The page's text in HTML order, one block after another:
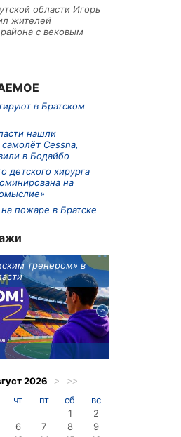
области Игорь
жителей
с вековым
в Братском
нашли
Cessna,
в Бодайбо
детского хирурга
на
пожаре в Братске
тренером» в
2026 > >>
чт пт сб
вс
1
2
6 7 8
9